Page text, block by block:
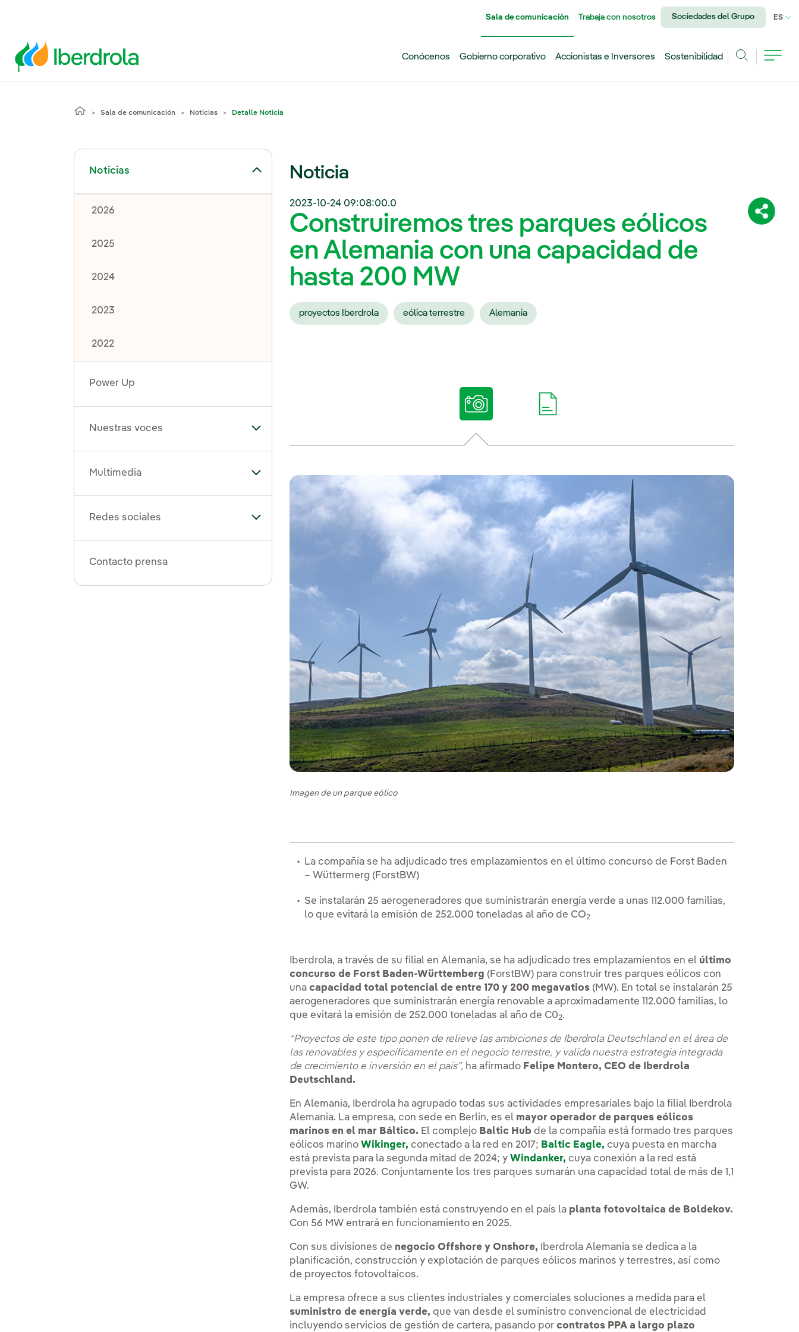
Sala de comunicación Trabaja con nosotros Sociedades del Grupo ES
Conócenos Gobierno corporativo Accionistas e Inversores
Sostenibilidad
Sala de comunicación Noticias Detalle Noticia
Noticias
Alternar el submenú para Noticias
2026
2025
2024
2023
2022
Power Up
Nuestras voces Alternar el submenú para Nuestras voces
Multimedia Alternar el submenú para Multimedia
Redes sociales Alternar el submenú para Redes sociales
Contacto prensa
Noticia
2023-10-24 09:08:00.0
Construiremos tres parques eólicos
en Alemania con una capacidad de
hasta 200 MW
proyectos Iberdrola eólica terrestre Alemania
Imagen de un parque eólico
La compañía se ha adjudicado tres emplazamientos en el último concurso de Forst Baden
– Wüttermerg (ForstBW)
Se instalarán 25 aerogeneradores que suministrarán energía verde a unas 112.000 familias,
lo que evitará la emisión de 252.000 toneladas al año de CO2
Iberdrola, a través de su filial en Alemania, se ha adjudicado tres emplazamientos en el último
concurso de Forst Baden-Württemberg (ForstBW) para construir tres parques eólicos con
unacapacidad total potencial de entre 170 y 200 megavatios (MW). En total se instalarán 25
aerogeneradores que suministrarán energía renovable a aproximadamente 112.000 familias, lo
que evitará la emisión de 252.000 toneladas al año de C02.
“Proyectos de este tipo ponen de relieve las ambiciones de Iberdrola Deutschland en el área de
las renovables y específicamente en el negocio terrestre, y valida nuestra estrategia integrada
de crecimiento e inversión en el país”, ha afirmado Felipe Montero, CEO de Iberdrola
Deutschland.
En Alemania, Iberdrola ha agrupado todas sus actividades empresariales bajo la filial Iberdrola
Alemania. La empresa, con sede en Berlín, es el mayor operador de parques eólicos
marinos en el mar Báltico. El complejo Baltic Hub de la compañía está formado tres parques
eólicos marinoWikinger, conectado a la red en 2017; Baltic Eagle, cuya puesta en marcha
está prevista para la segunda mitad de 2024; yWindanker, cuya conexión a la red está
prevista para 2026. Conjuntamente los tres parques sumarán una capacidad total de más de 1,1
GW.
Además, Iberdrola también está construyendo en el país la planta fotovoltaica de Boldekov.
Con 56 MW entrará en funcionamiento en 2025.
Con sus divisiones de negocio Offshore y Onshore, Iberdrola Alemania se dedica a la
planificación, construcción y explotación de parques eólicos marinos y terrestres, así como
de proyectos fotovoltaicos.
La empresa ofrece a sus clientes industriales y comerciales soluciones a medida para el
suministro de energía verde, que van desde el suministro convencional de electricidad
incluyendo servicios de gestión de cartera, pasando porcontratos PPA a largo plazo